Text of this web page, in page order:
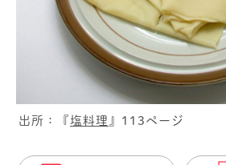
出所：『塩料理 』113ページ